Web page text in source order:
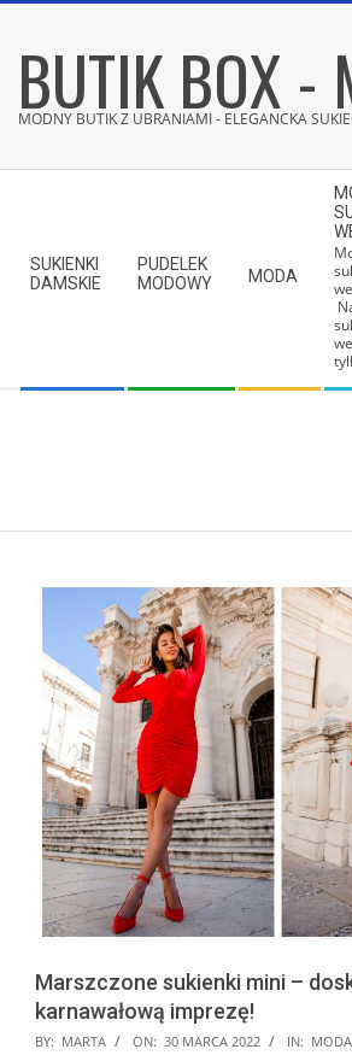
contentBUTIK BOX -
MODNY BUTIK Z UBRANIAMI - ELEGANCKA
SUKIENKI
DAMSKIE
PUDELEK
MODOWY
MODA
Marszczone sukienki mini –
karnawałową imprezę!
2022-
BY: MARTA ON: 30 MARCA 2022 IN: MODA